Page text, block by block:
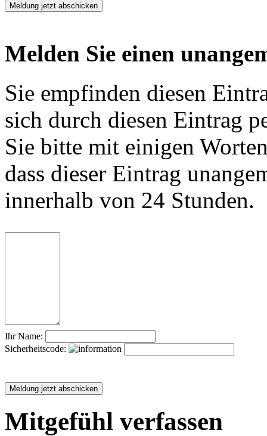
Melden Sie einen
Sie empfinden diesen
sich durch diesen Eintrag
Sie bitte mit einigen
dass dieser Eintrag
innerhalb von 24 Stunden.
Ihr Name:
Sicherheitscode:
Mitgefühl verfassen